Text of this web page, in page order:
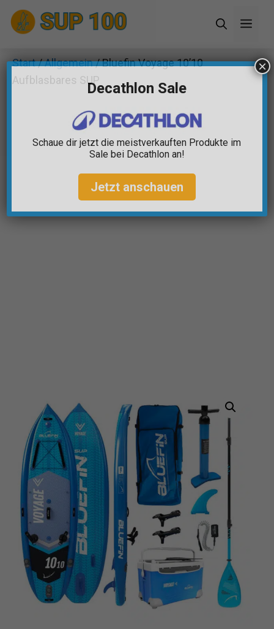
Zum
Inhalt
Start/Allgemein/ Bluefin Voyage 10’10
Aufblasbares SUPDecathlon Sale
Schaue dir jetzt die meistverkauften Produkte im
Sale bei Decathlon an!
Jetzt anschauen
×